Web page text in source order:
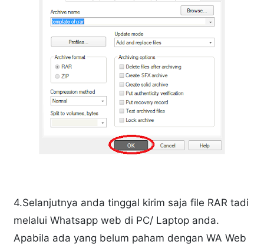
4.Selanjutnya anda tinggal kirim saja file RAR tadi
melalui Whatsapp web di PC/ Laptop anda.
Apabila ada yang belum paham dengan WA Web